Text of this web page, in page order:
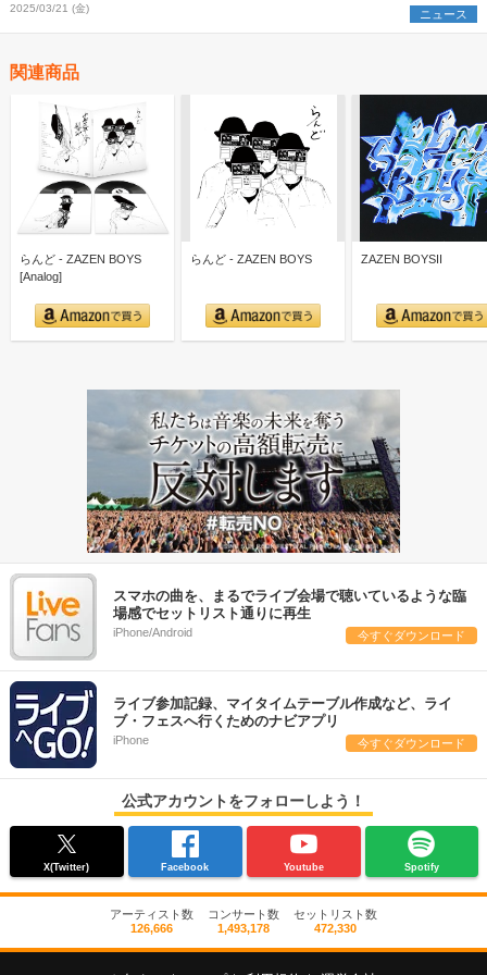
2025/03/21 (金) ニュース
関連商品
らんど - ZAZEN BOYS
[Analog]
らんど - ZAZEN BOYS ZAZEN BOYSII
スマホの曲を、まるでライブ会場で聴いているような臨
場感でセットリスト通りに再生
iPhone/Android 今すぐダウンロード
ライブ参加記録、マイタイムテーブル作成など、ライ
ブ・フェスへ行くためのナビアプリ
iPhone 今すぐダウンロード
公式アカウントをフォローしよう！
X(Twitter) Facebook Youtube Spotify
アーティスト数
126,666
コンサート数
1,493,178
セットリスト数
472,330